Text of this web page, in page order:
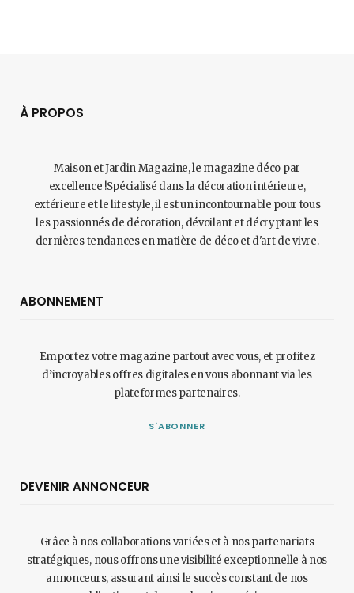
À PROPOS
Maison et Jardin Magazine, le magazine déco par
excellence !Spécialisé dans la décoration intérieure,
extérieure et le lifestyle, il est un incontournable pour tous
les passionnés de décoration, dévoilant et décryptant les
dernières tendances en matière de déco et d'art de vivre.
ABONNEMENT
Emportez votre magazine partout avec vous, et profitez
d’incroyables offres digitales en vous abonnant via les
plateformes partenaires.
S'ABONNER
DEVENIR ANNONCEUR
Grâce à nos collaborations variées et à nos partenariats
stratégiques, nous offrons une visibilité exceptionnelle à nos
annonceurs, assurant ainsi le succès constant de nos